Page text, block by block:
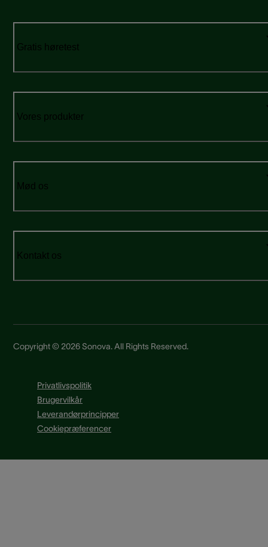
Gratis høretest
Vores produkter
Mød os
Kontakt os
Copyright © 2026 Sonova. All Rights Reserved.
Privatlivspolitik
Brugervilkår
Leverandørprincipper
Cookiepræferencer